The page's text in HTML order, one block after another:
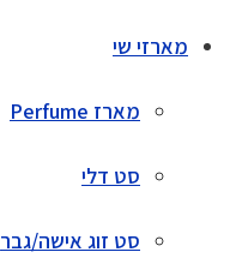
מארזי שי
מארז Perfume
סט דלי
סט זוג אישה/גבר